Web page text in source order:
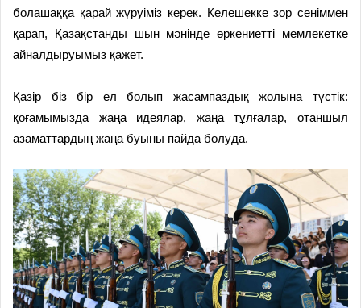
болашаққа қарай жүруіміз керек. Келешекке зор сеніммен
қарап, Қазақстанды шын мәнінде өркениетті мемлекетке
айналдыруымыз қажет.
Қазір біз бір ел болып жасампаздық жолына түстік:
қоғамымызда жаңа идеялар, жаңа тұлғалар, отаншыл
азаматтардың жаңа буыны пайда болуда.